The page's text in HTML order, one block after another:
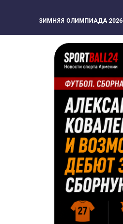
ЗИМНЯЯ ОЛИМПИАДА 2026